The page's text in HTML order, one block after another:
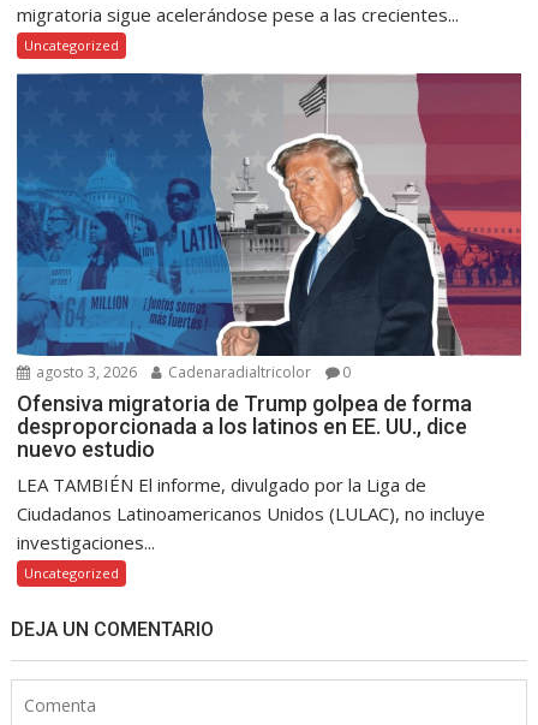
migratoria sigue acelerándose pese a las crecientes...
Uncategorized
agosto 3, 2026 Cadenaradialtricolor 0
Ofensiva migratoria de Trump golpea de forma
desproporcionada a los latinos en EE. UU., dice
nuevo estudio
LEA TAMBIÉN El informe, divulgado por la Liga de
Ciudadanos Latinoamericanos Unidos (LULAC), no incluye
investigaciones...
Uncategorized
DEJA UN COMENTARIO